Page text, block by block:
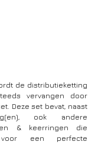
de distributieketting
vervangen door
Deze set bevat, naast
ook andere
& keerringen die
een perfecte